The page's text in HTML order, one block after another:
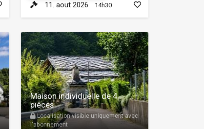
11. aout 2026 14h30
Maison individuelle de 4
pièces
Localisation visible uniquement avec
l'abonnement